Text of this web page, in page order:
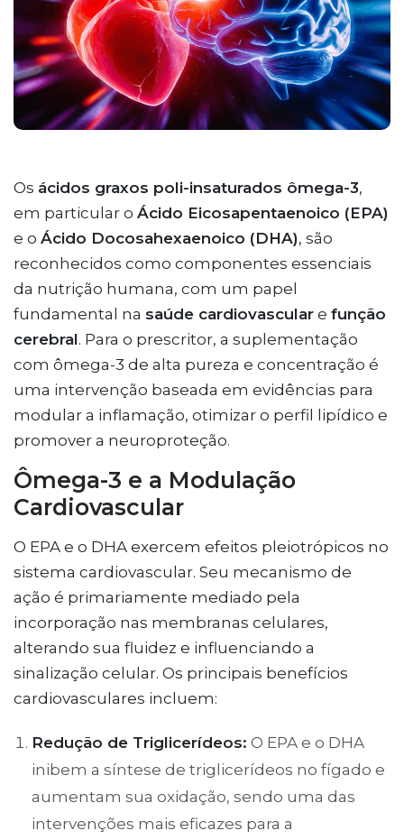
Os ácidos graxos poli-insaturados ômega-3,
em particular o Ácido Eicosapentaenoico (EPA)
e o Ácido Docosahexaenoico (DHA), são
reconhecidos como componentes essenciais
da nutrição humana, com um papel
fundamental na saúde cardiovascular e função
cerebral. Para o prescritor, a suplementação
com ômega-3 de alta pureza e concentração é
uma intervenção baseada em evidências para
modular a inflamação, otimizar o perfil lipídico e
promover a neuroproteção.
Ômega-3 e a Modulação
Cardiovascular
O EPA e o DHA exercem efeitos pleiotrópicos no
sistema cardiovascular. Seu mecanismo de
ação é primariamente mediado pela
incorporação nas membranas celulares,
alterando sua fluidez e influenciando a
sinalização celular. Os principais benefícios
cardiovasculares incluem:
Redução de Triglicerídeos: O EPA e o DHA
inibem a síntese de triglicerídeos no fígado e
aumentam sua oxidação, sendo uma das
intervenções mais eficazes para a